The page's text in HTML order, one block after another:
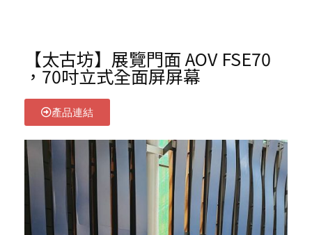
【太古坊】展覽門面 AOV FSE70
，70吋立式全面屏屏幕
產品連結